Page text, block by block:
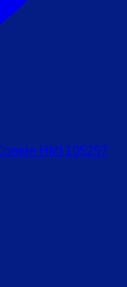
HMI 105257